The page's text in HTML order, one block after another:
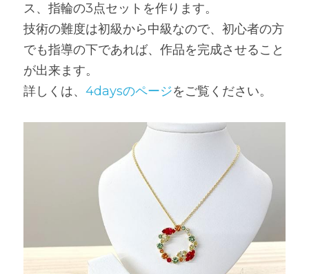
ス、指輪の3点セットを作ります。
技術の難度は初級から中級なので、初心者の方
でも指導の下であれば、作品を完成させること
が出来ます。
詳しくは、 4daysのページをご覧ください。